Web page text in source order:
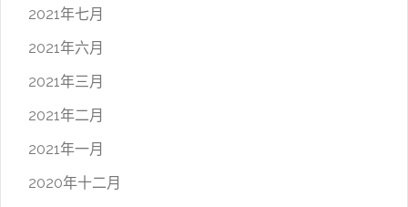
2021年七月
2021年六月
2021年三月
2021年二月
2021年一月
2020年十二月